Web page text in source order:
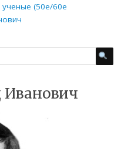
(50е/60е